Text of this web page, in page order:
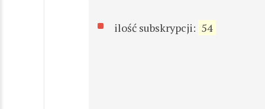
ilość subskrypcji: 54